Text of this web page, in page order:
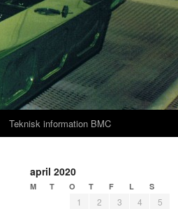
Teknisk information BMC
april 2020
M T O T F L S
1 2 3 4
5